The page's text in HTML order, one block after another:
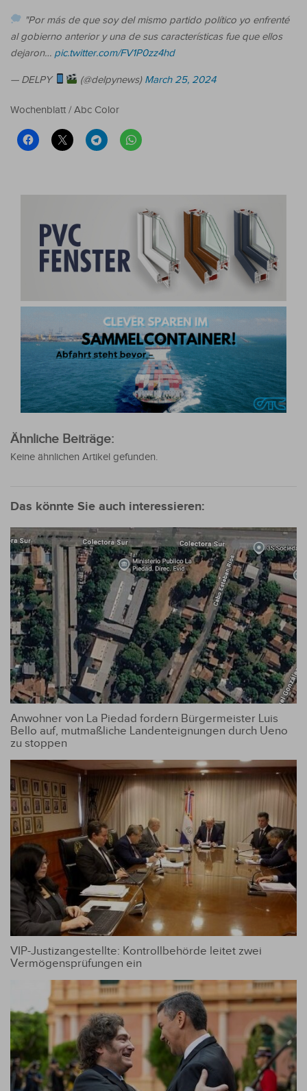
"Por más de que soy del mismo partido político yo enfrenté
al gobierno anterior y una de sus características fue que ellos
dejaron… pic.twitter.com/FV1P0zz4hd
— DELPY (@delpynews) March 25, 2024
Wochenblatt / Abc Color
Ähnliche Beiträge:
Keine ähnlichen Artikel gefunden.
Das könnte Sie auch interessieren:
Anwohner von La Piedad fordern Bürgermeister Luis
Bello auf, mutmaßliche Landenteignungen durch Ueno
zu stoppen
VIP-Justizangestellte: Kontrollbehörde leitet zwei
Vermögensprüfungen ein